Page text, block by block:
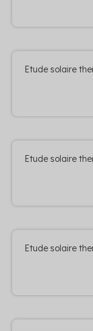
Etude solaire
Etude solaire
Etude solaire